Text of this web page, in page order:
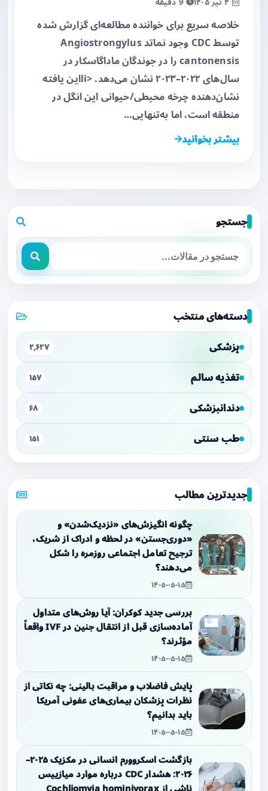
خلاصه سریع برای خواننده مطالعه‌ای گزارش شده
توسط CDC وجود نماتد Angiostrongylus
cantonensis را در جوندگان ماداگاسکار در
سال‌های ۲۰۲۲–۲۰۲۳ نشان می‌دهد. <liاین یافته
نشان‌دهنده چرخه محیطی/حیوانی این انگل در
منطقه است، اما به‌تنهایی…
بیشتر بخوانید
جستجو
دسته‌های منتخب
پزشکی ۲,۶۲۷
تغذیه سالم ۱۵۷
دندانپزشکی ۶۸
طب سنتی ۱۵۱
جدیدترین مطالب
چگونه انگیزش‌های «نزدیک‌شدن» و
«دوری‌جستن» در لحظه و ادراک از شریک،
ترجیح تعامل اجتماعی روزمره را شکل
می‌دهند؟
۱۴۰۵-۰۵-۱۵
بررسی جدید کوکران: آیا روش‌های متداول
آماده‌سازی قبل از انتقال جنین در IVF واقعاً
مؤثرند؟
۱۴۰۵-۰۵-۱۵
پایش فاضلاب و مراقبت بالینی: چه نکاتی از
نظرات پزشکان بیماری‌های عفونی آمریکا
باید بدانیم؟
۱۴۰۵-۰۵-۱۵
بازگشت اسکروورم انسانی در مکزیک ۲۰۲۵–
۲۰۲۶: هشدار CDC درباره موارد میازییس
ناشی از Cochliomyia hominivorax